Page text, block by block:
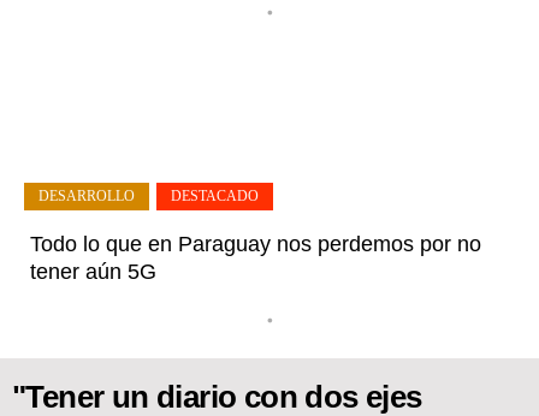
•
Todo lo que en Paraguay nos perdemos por no
tener aún 5G
•
DESARROLLO DESTACADO
"Tener un diario con dos ejes